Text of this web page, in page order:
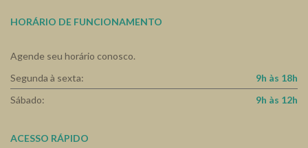
HORÁRIO DE FUNCIONAMENTO
Agende seu horário conosco.
Segunda à sexta:
9h às 18h
Sábado:
9h às 12h
ACESSO RÁPIDO